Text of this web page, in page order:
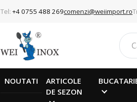
Tel: +4 0755 488 269comenzi@weiimport.ro
NOUTATI
ARTICOLE
DE SEZON